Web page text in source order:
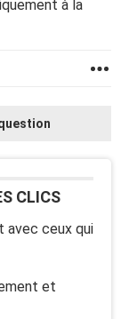
à la
CLICS
avec ceux qui
et